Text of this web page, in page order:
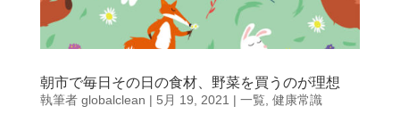
朝市で毎日その日の食材、野菜を買うのが理想
執筆者 globalclean | 5月 19, 2021 | 一覧, 健康常識